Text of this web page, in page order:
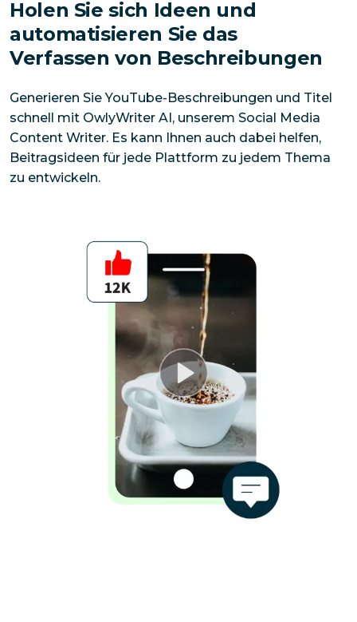
Holen Sie sich Ideen und
automatisieren Sie das
Verfassen von Beschreibungen
Generieren Sie YouTube-Beschreibungen und Titel
schnell mit OwlyWriter AI, unserem Social Media
Content Writer. Es kann Ihnen auch dabei helfen,
Beitragsideen für jede Plattform zu jedem Thema
zu entwickeln.